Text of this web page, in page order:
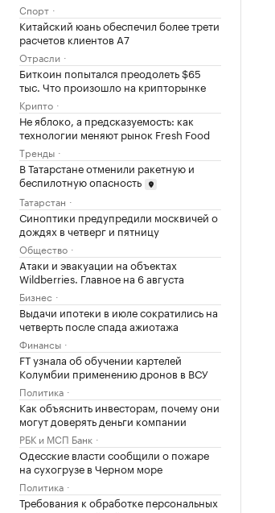
Спорт
Китайский юань обеспечил более трети
расчетов клиентов А7
Отрасли
Биткоин попытался преодолеть $65
тыс. Что произошло на крипторынке
Крипто
Не яблоко, а предсказуемость: как
технологии меняют рынок Fresh Food
Тренды
В Татарстане отменили ракетную и
беспилотную опасность
Татарстан
Синоптики предупредили москвичей о
дождях в четверг и пятницу
Общество
Атаки и эвакуации на объектах
Wildberries. Главное на 6 августа
Бизнес
Выдачи ипотеки в июле сократились на
четверть после спада ажиотажа
Финансы
FT узнала об обучении картелей
Колумбии применению дронов в ВСУ
Политика
Как объяснить инвесторам, почему они
могут доверять деньги компании
РБК и МСП Банк
Одесские власти сообщили о пожаре
на сухогрузе в Черном море
Политика
Требования к обработке персональных